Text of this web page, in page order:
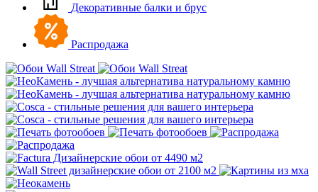
Декоративные балки и брус
Распродажа